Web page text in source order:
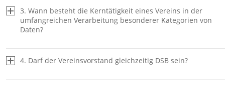
3. Wann besteht die Kerntätigkeit eines Vereins in der
umfangreichen Verarbeitung besonderer Kategorien von
Daten?
4. Darf der Vereinsvorstand gleichzeitig DSB sein?